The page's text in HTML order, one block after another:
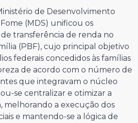
de Desenvolvimento
(MDS) unificou os
transferência de renda no
(PBF), cujo principal objetivo
federais concedidos às famílias
de acordo com o número de
que integravam o núcleo
se centralizar e otimizar a
melhorando a execução dos
e mantendo-se a lógica de